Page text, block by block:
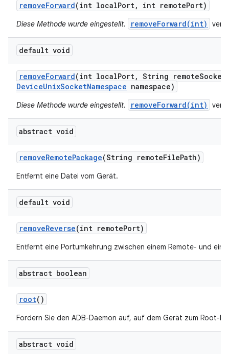
removeForward(int localPort, int remotePort)
Diese Methode wurde eingestellt. removeForward(int)
default void
removeForward(int localPort, String remoteSocket
DeviceUnixSocketNamespace namespace)
Diese Methode wurde eingestellt. removeForward(int)
abstract void
removeRemotePackage(String remoteFilePath)
Entfernt eine Datei vom Gerät.
default void
removeReverse(int remotePort)
Entfernt eine Portumkehrung zwischen einem Remote- und
abstract boolean
root()
Fordern Sie den ADB-Daemon auf, auf dem Gerät zum Root-
abstract void